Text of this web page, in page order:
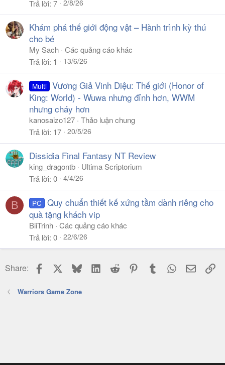
Trả lời 7 2/8/26
Khám phá thế giới động vật – Hành trình kỳ thú
cho bé
My Sach Các quảng cáo khác
Trả lời 1 13/6/26
Multi Vương Giả Vinh Diệu: Thế giới (Honor of
King: World) - Wuwa nhưng đỉnh hơn, WWM
nhưng cháy hơn
kanosaizo127 Thảo luận chung
Trả lời 17 20/5/26
Dissidia Final Fantasy NT Review
king_dragontb
Ultima Scriptorium
Trả lời 0 4/4/26
B PC Quy chuẩn thiết kế xứng tầm dành riêng cho
quà tặng khách vip
BiiTrinh Các quảng cáo khác
Trả lời 0 22/6/26
Share: Facebook BlueskyLinkedIn
Reddit PinterestTumblr WhatsApp
Email
Warriors Game Zone